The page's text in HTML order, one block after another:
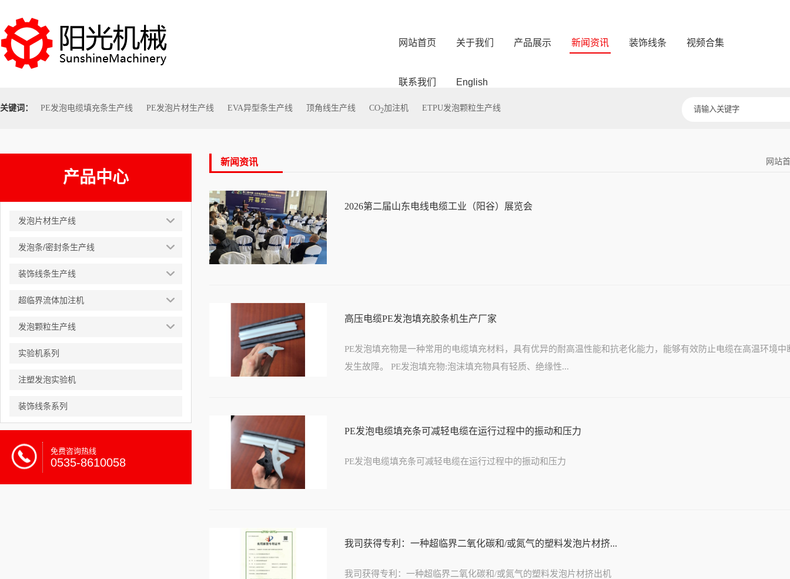
网站首页 关于我们 产品展示 新闻资讯 装饰线条 视频合集
联系我们 English
关键词： PE发泡电缆填充条生产线 PE发泡片材生产线 EVA异型条生产线 顶角线生产线 CO2加注机 ETPU发泡颗粒生产线
产品中心
发泡片材生产线
发泡条/密封条生产线
装饰线条生产线
超临界流体加注机
发泡颗粒生产线
实验机系列
注塑发泡实验机
装饰线条系列
免费咨询热线
0535-8610058
新闻资讯 网站
2026第二届山东电线电缆工业（阳谷）展览会
高压电缆PE发泡填充胶条机生产厂家
PE发泡填充物是一种常用的电缆填充材料，具有优异的耐高温性能和抗老化能力，能够有效防止电缆在高温环境中
发生故障。 PE发泡填充物:泡沫填充物具有轻质、绝缘性...
PE发泡电缆填充条可减轻电缆在运行过程中的振动和压力
PE发泡电缆填充条可减轻电缆在运行过程中的振动和压力
我司获得专利：一种超临界二氧化碳和/或氮气的塑料发泡片材挤...
我司获得专利：一种超临界二氧化碳和/或氮气的塑料发泡片材挤出机